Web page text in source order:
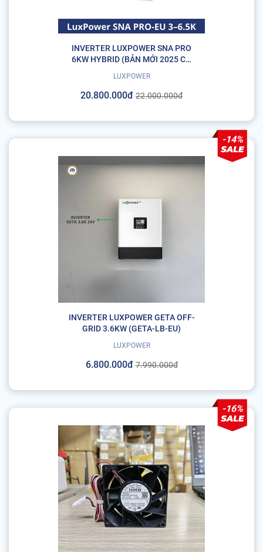
INVERTER LUXPOWER SNA PRO
6KW HYBRID (BẢN MỚI 2025 CÓ
LUXPOWER
20.800.000đ 22.000.000đ
-14%
INVERTER LUXPOWER GETA OFF-
GRID 3.6KW (GETA-LB-EU)
LUXPOWER
6.800.000đ 7.990.000đ
-16%